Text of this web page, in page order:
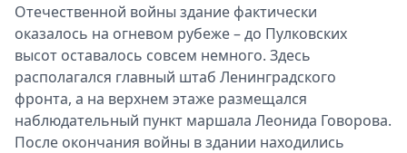
Отечественной войны здание фактически
оказалось на огневом рубеже – до Пулковских
высот оставалось совсем немного. Здесь
располагался главный штаб Ленинградского
фронта, а на верхнем этаже размещался
наблюдательный пункт маршала Леонида Говорова.
После окончания войны в здании находились